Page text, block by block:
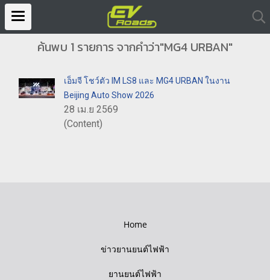
ค้นพบ 1 รายการ จากคำว่า"MG4 URBAN"
เอ็มจี โชว์ตัว IM LS8 และ MG4 URBAN ในงาน
Beijing Auto Show 2026
28 เม.ย 2569
(Content)
Home
ข่าวยานยนต์ไฟฟ้า
ยานยนต์ไฟฟ้า